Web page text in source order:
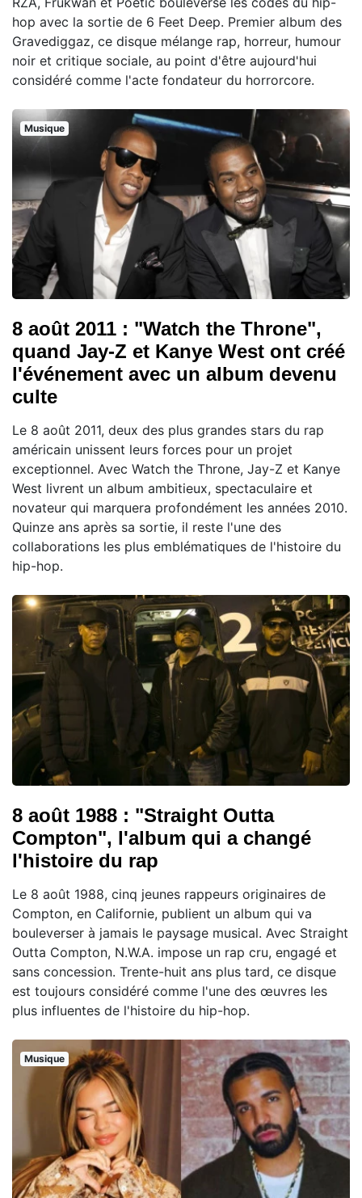
hop avec la sortie de 6 Feet Deep. Premier album des
Gravediggaz, ce disque mélange rap, horreur, humour
noir et critique sociale, au point d'être aujourd'hui
considéré comme l'acte fondateur du horrorcore.
Musique
8 août 2011 : "Watch the Throne",
quand Jay-Z et Kanye West ont créé
l'événement avec un album devenu
culte
Le 8 août 2011, deux des plus grandes stars du rap
américain unissent leurs forces pour un projet
exceptionnel. Avec Watch the Throne, Jay-Z et Kanye
West livrent un album ambitieux, spectaculaire et
novateur qui marquera profondément les années 2010.
Quinze ans après sa sortie, il reste l'une des
collaborations les plus emblématiques de l'histoire du
hip-hop.
8 août 1988 : "Straight Outta
Compton", l'album qui a changé
l'histoire du rap
Le 8 août 1988, cinq jeunes rappeurs originaires de
Compton, en Californie, publient un album qui va
bouleverser à jamais le paysage musical. Avec Straight
Outta Compton, N.W.A. impose un rap cru, engagé et
sans concession. Trente-huit ans plus tard, ce disque
est toujours considéré comme l'une des œuvres les
plus influentes de l'histoire du hip-hop.
Musique